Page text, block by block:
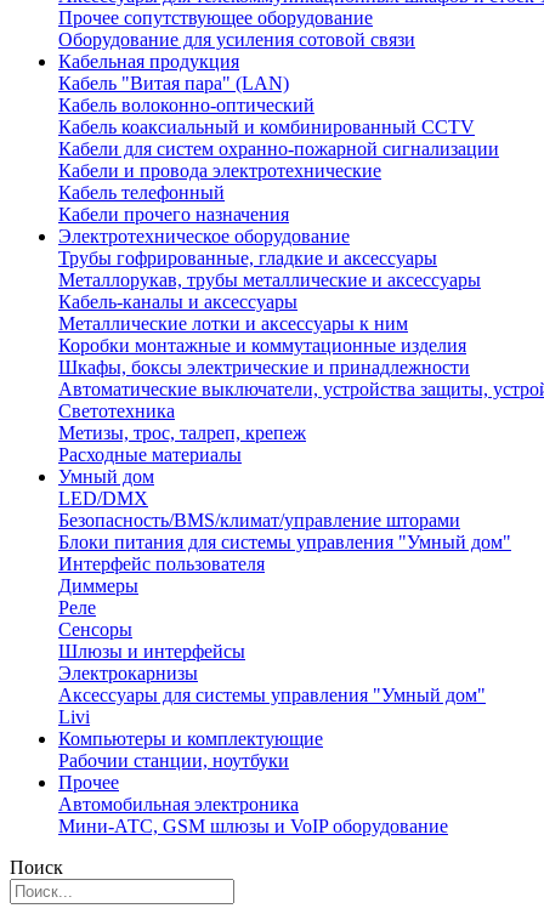
Прочее сопутствующее оборудование
Оборудование для усиления сотовой связи
Кабельная продукция
Кабель "Витая пара" (LAN)
Кабель волоконно-оптический
Кабель коаксиальный и комбинированный CCTV
Кабели для систем охранно-пожарной сигнализации
Кабели и провода электротехнические
Кабель телефонный
Кабели прочего назначения
Электротехническое оборудование
Трубы гофрированные, гладкие и аксессуары
Металлорукав, трубы металлические и аксессуары
Кабель-каналы и аксессуары
Металлические лотки и аксессуары к ним
Коробки монтажные и коммутационные изделия
Шкафы, боксы электрические и принадлежности
Автоматические выключатели, устройства защиты,
Светотехника
Метизы, трос, талреп, крепеж
Расходные материалы
Умный дом
LED/DMX
Безопасность/BMS/климат/управление шторами
Блоки питания для системы управления "Умный дом"
Интерфейс пользователя
Диммеры
Реле
Сенсоры
Шлюзы и интерфейсы
Электрокарнизы
Аксессуары для системы управления "Умный дом"
Livi
Компьютеры и комплектующие
Рабочии станции, ноутбуки
Прочее
Автомобильная электроника
Мини-АТС, GSM шлюзы и VoIP оборудование
Поиск